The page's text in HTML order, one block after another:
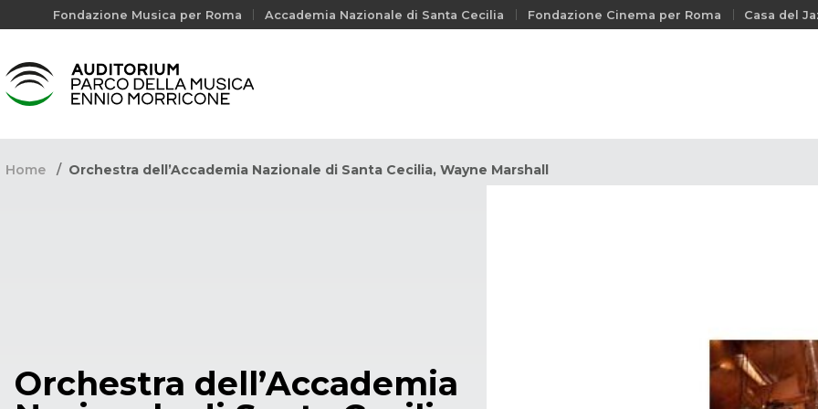
Fondazione Musica per Roma Accademia Nazionale di Santa Cecilia Fondazione Cinema per Roma Casa del
Home Orchestra dell’Accademia Nazionale di Santa Cecilia, Wayne Marshall
Orchestra dell’Accademia